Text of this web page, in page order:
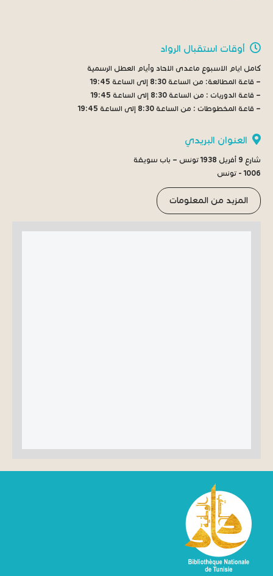
أوقات استقبال الرواد
كامل ايام الاسبوع ماعدى الاحاد وأيام العطل الرسمية
– قاعة المطالعة: من الساعة 8:30 إلى الساعة 19:45
– قاعة الدوريات : من الساعة 8:30 إلى الساعة 19:45
– قاعة المخطوطات : من الساعة 8:30 إلى الساعة 19:45
العنوان البريدي
شارع 9 أفريل 1938 تونس – باب سويقة
1006 - تونس
المزيد من المعلومات